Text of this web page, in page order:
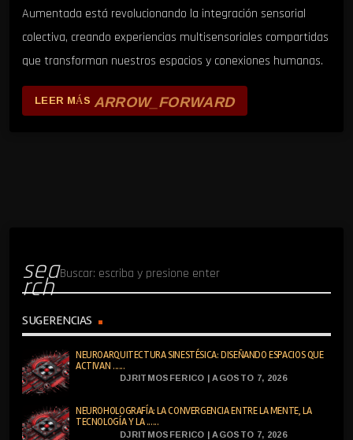
Aumentada está revolucionando la integración sensorial
colectiva, creando experiencias multisensoriales compartidas
que transforman nuestros espacios y conexiones humanas.
LEER MÁS ARROW_FORWARD
sea
rch
SUGERENCIAS
NEUROARQUITECTURA SINESTÉSICA: DISEÑANDO ESPACIOS QUE
ACTIVAN ......
DJRITMOSFERICO | AGOSTO 7, 2026
NEUROHOLOGRAFÍA: LA CONVERGENCIA ENTRE LA MENTE, LA
TECNOLOGÍA Y LA ......
DJRITMOSFERICO | AGOSTO 7, 2026